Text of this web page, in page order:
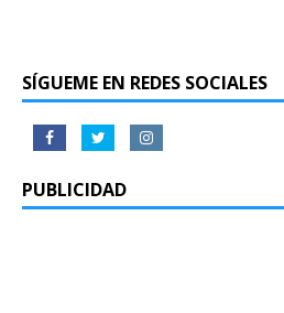
SÍGUEME EN REDES SOCIALES
PUBLICIDAD